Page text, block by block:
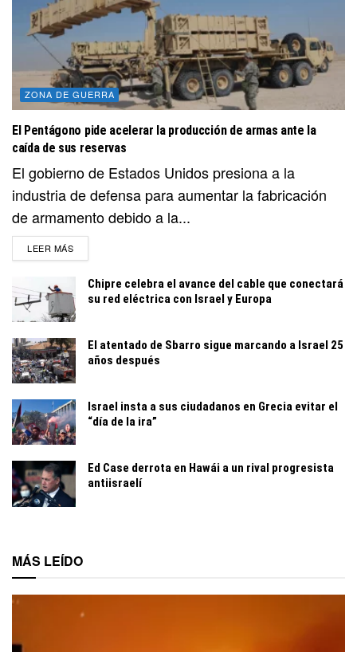
ZONA DE GUERRA
El Pentágono pide acelerar la producción de armas ante la
caída de sus reservas
El gobierno de Estados Unidos presiona a la
industria de defensa para aumentar la fabricación
de armamento debido a la...
LEER MÁSDETAILS
Chipre celebra el avance del cable que conectará
su red eléctrica con Israel y Europa
El atentado de Sbarro sigue marcando a Israel 25
años después
Israel insta a sus ciudadanos en Grecia evitar el
“día de la ira”
Ed Case derrota en Hawái a un rival progresista
antiisraelí
MÁS LEÍDO